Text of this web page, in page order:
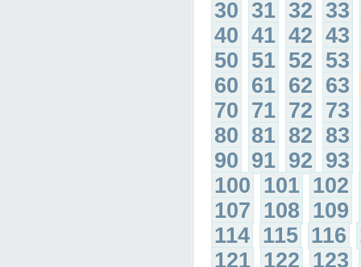
30 31 32 33
40 41 42 43
50 51 52 53
60 61 62 63
70 71 72 73
80 81 82 83
90 91 92 93
100 101 102
107 108 109
114 115 116
121 122 123